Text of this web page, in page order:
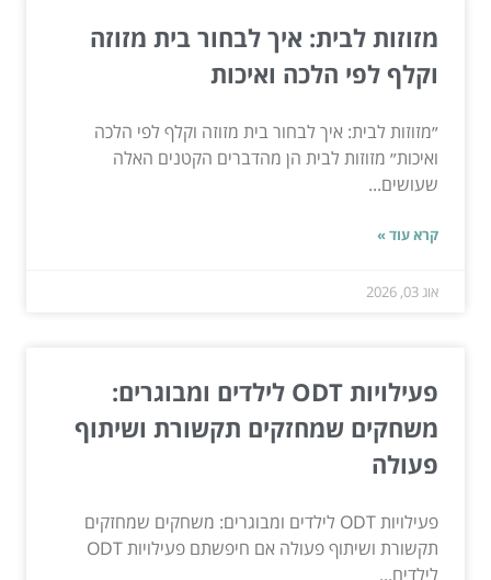
מזוזות לבית: איך לבחור בית מזוזה
וקלף לפי הלכה ואיכות
״מזוזות לבית: איך לבחור בית מזוזה וקלף לפי הלכה
ואיכות״ מזוזות לבית הן מהדברים הקטנים האלה
שעושים...
קרא עוד »
אוג 03, 2026
פעילויות ODT לילדים ומבוגרים:
משחקים שמחזקים תקשורת ושיתוף
פעולה
פעילויות ODT לילדים ומבוגרים: משחקים שמחזקים
תקשורת ושיתוף פעולה אם חיפשתם פעילויות ODT
לילדים...